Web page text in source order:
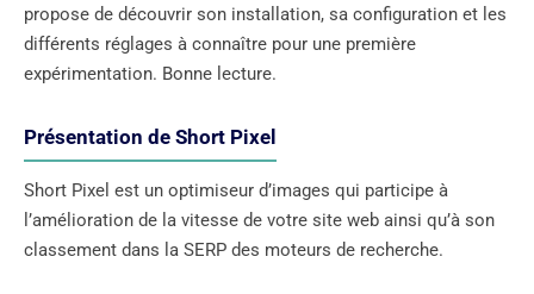
propose de découvrir son installation, sa configuration et les
différents réglages à connaître pour une première
expérimentation. Bonne lecture.
Présentation de Short Pixel
Short Pixel est un optimiseur d’images qui participe à
l’amélioration de la vitesse de votre site web ainsi qu’à son
classement dans la SERP des moteurs de recherche.